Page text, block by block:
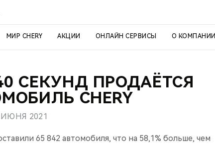
МИР CHERY АКЦИИ ОНЛАЙН СЕРВИСЫ О КОМПАНИИ
СЕКУНД ПРОДАЁТСЯ
CHERY
ИЮНЯ 2021
65 842 автомобиля, что на 58,1% больше, чем